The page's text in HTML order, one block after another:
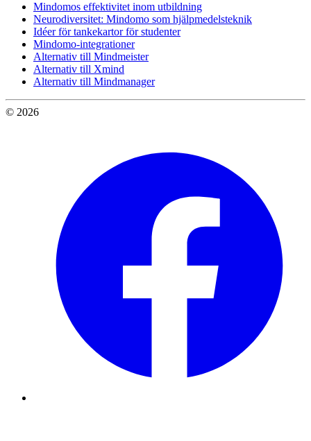
Mindomos effektivitet inom utbildning
Neurodiversitet: Mindomo som hjälpmedelsteknik
Idéer för tankekartor för studenter
Mindomo-integrationer
Alternativ till Mindmeister
Alternativ till Xmind
Alternativ till Mindmanager
© 2026